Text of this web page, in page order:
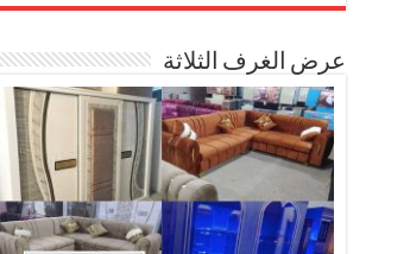
عرض الغرف الثلاثة